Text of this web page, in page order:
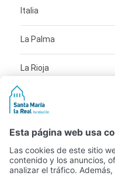
Italia
La Palma
La Rioja
Mediterráneo
Paisaje